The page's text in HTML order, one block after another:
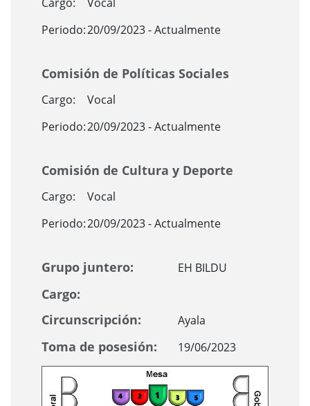
Periodo:20/09/2023 - Actualmente
Comisión de Políticas Sociales
Cargo:
Vocal
Periodo:20/09/2023 - Actualmente
Comisión de Cultura y Deporte
Cargo:
Vocal
Periodo:20/09/2023 - Actualmente
Grupo juntero: EH BILDU
Cargo:
Circunscripción:
Ayala
Toma de posesión: 19/06/2023